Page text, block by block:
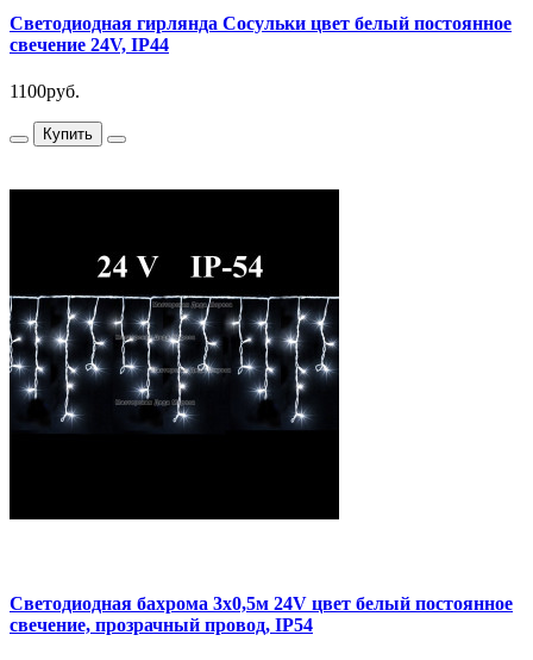
Светодиодная гирлянда Сосульки цвет белый постоянное
свечение 24V, IP44
1100руб.
Купить
Светодиодная бахрома 3х0,5м 24V цвет белый постоянное
свечение, прозрачный провод, IP54